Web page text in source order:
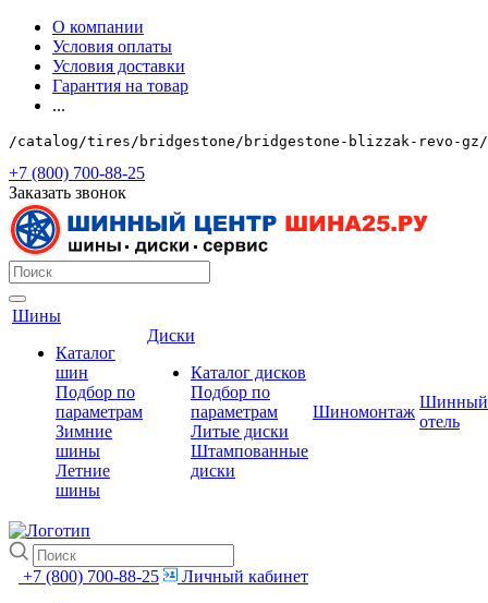
О компании
Условия оплаты
Условия доставки
Гарантия на товар
...
/catalog/tires/bridgestone/bridgestone-blizzak-revo-
+7 (800) 700-88-25
Заказать звонок
Шины
Каталог
шин
Подбор по
параметрам
Зимние
шины
Летние
шины
Диски
Каталог дисков
Подбор по
параметрам
Литые диски
Штампованные
диски
Шиномонтаж
Шинный
отель
+7 (800) 700-88-25
Личный кабинет